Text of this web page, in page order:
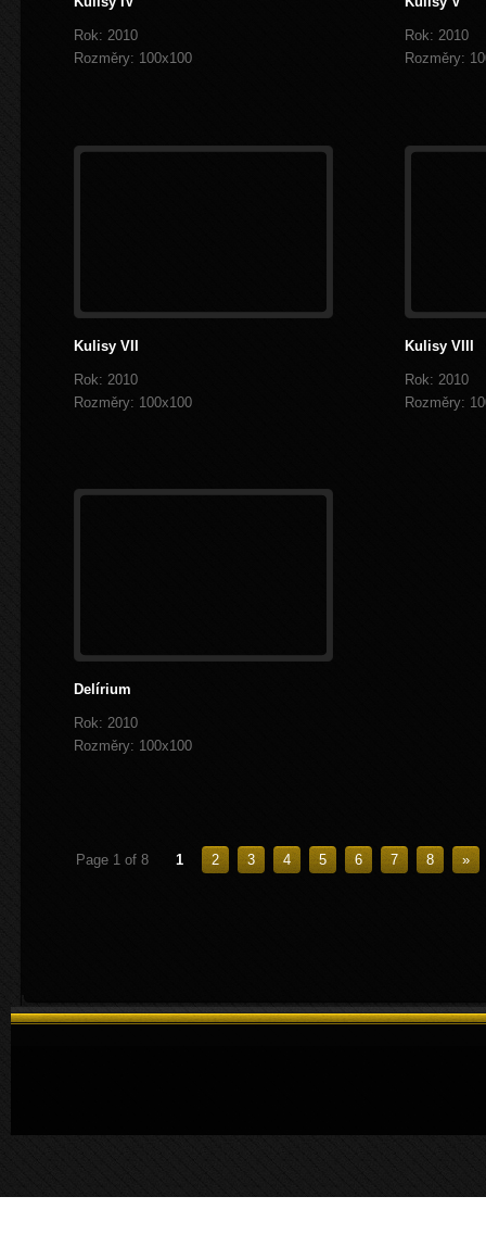
Rok: 2010
Rozměry: 100x100
Rok: 2010
Rozměry:
Kulisy VII
Rok: 2010
Rozměry: 100x100
Kulisy VIII
Rok: 2010
Rozměry:
Delírium
Rok: 2010
Rozměry: 100x100
Page 1 of 8 1 2 3 4 5 6 7 8 »